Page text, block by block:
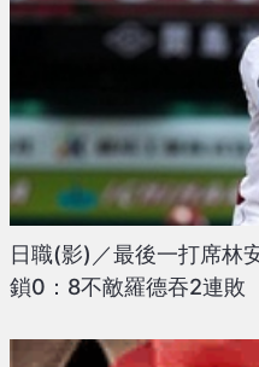
日職(影)／最後一打席林
鎖0：8不敵羅德吞2連敗